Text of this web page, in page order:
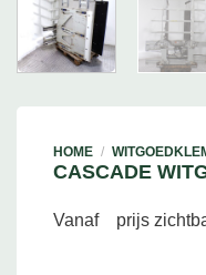
HOME /
CASCADE
Vanaf prijs